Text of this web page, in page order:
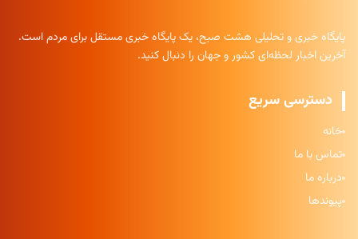
پایگاه خبری و تحلیلی هشت صبح، یک پایگاه خبری مستقل برای مردم است.
آخرین اخبار لحظه‌ای کشور و جهان را دنبال کنید.
دسترسی سریع
خانه
تماس با ما
درباره ما
پیوندها